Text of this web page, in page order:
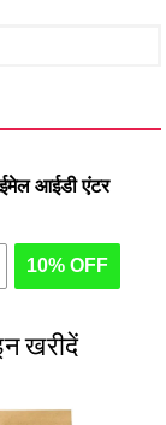
आईडी एंटर
10% OFF
खरीदें